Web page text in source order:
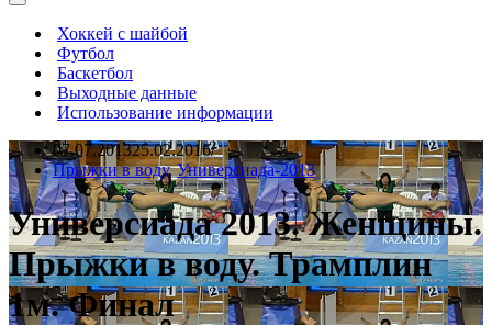
Меню
навигацииХоккей с шайбой
Футбол
Баскетбол
Выходные данные
Использование информации
07.07.201325.02.2016
Прыжки в воду,Универсиада-2013
Универсиада 2013. Женщины.
Прыжки в воду. Трамплин
1м. Финал